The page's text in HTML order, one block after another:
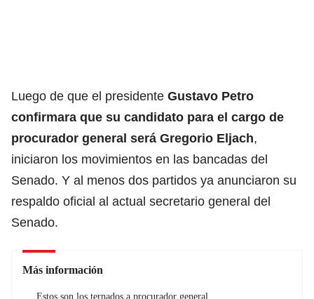
Luego de que el presidente Gustavo Petro
confirmara que su candidato para el cargo de
procurador general será Gregorio Eljach,
iniciaron los movimientos en las bancadas del
Senado. Y al menos dos partidos ya anunciaron su
respaldo oficial al actual secretario general del
Senado.
Más información
Estos son los ternados a procurador general